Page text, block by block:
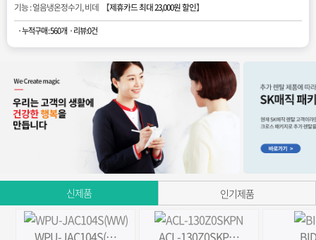
기능 : 얼음냉온정수기, 비데 【제휴카드 최대 23,000원 할인】
· 누적구매 : 560개 · 리뷰:0건
신제품 인기제품